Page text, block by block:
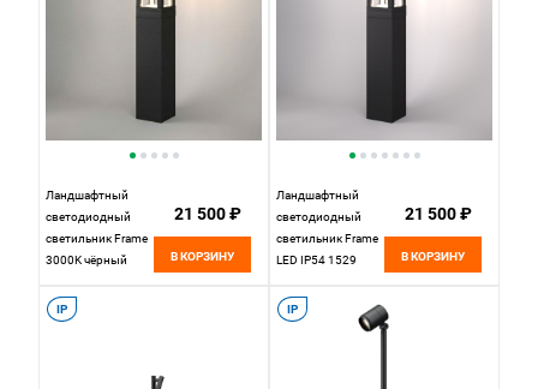
Ландшафтный
светодиодный
светильник Frame
3000K чёрный
черный
Elektrostandard
21 500 ₽
В КОРЗИНУ
Ландшафтный
светодиодный
светильник Frame
LED IP54 1529
черный
Elektrostandard
21 500 ₽
В КОРЗИНУ
IP IP